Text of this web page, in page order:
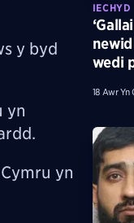
y byd
yn
yn
IECHYD
wedi
18 Awr Yn